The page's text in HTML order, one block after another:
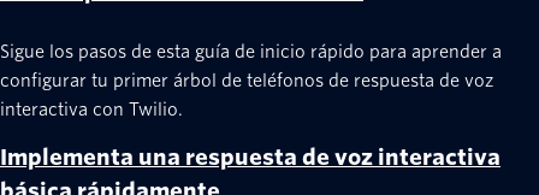
with response.gather(
)
        g
"Thanks for calling
"Press 2 for a list of
return twiml
Sigue los pasos de esta guía de inicio rápido para aprender a
configurar tu primer árbol de teléfonos de respuesta de voz
interactiva con Twilio.
Implementa una respuesta de voz interactiva